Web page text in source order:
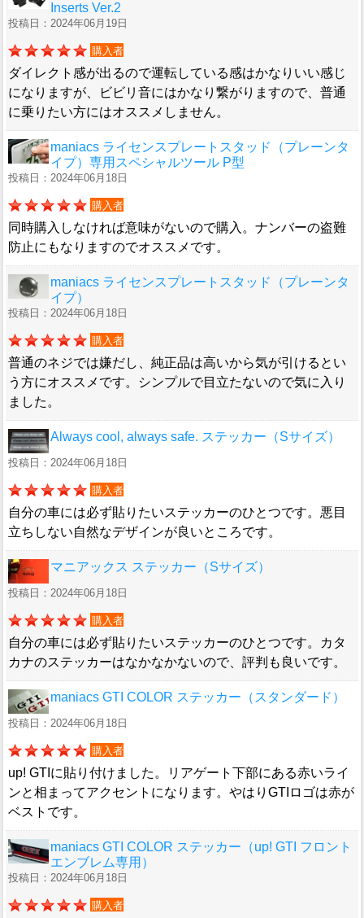
Inserts Ver.2
投稿日：2024年06月19日
購入者
ダイレクト感が出るので運転している感はかなりいい感じ
になりますが、ビビリ音にはかなり繋がりますので、普通
に乗りたい方にはオススメしません。
maniacs ライセンスプレートスタッド（プレーンタ
イプ）専用スペシャルツール P型
投稿日：2024年06月18日
購入者
同時購入しなければ意味がないので購入。ナンバーの盗難
防止にもなりますのでオススメです。
maniacs ライセンスプレートスタッド（プレーンタ
イプ）
投稿日：2024年06月18日
購入者
普通のネジでは嫌だし、純正品は高いから気が引けるとい
う方にオススメです。シンプルで目立たないので気に入り
ました。
Always cool, always safe. ステッカー（Sサイズ）
投稿日：2024年06月18日
購入者
自分の車には必ず貼りたいステッカーのひとつです。悪目
立ちしない自然なデザインが良いところです。
マニアックス ステッカー（Sサイズ）
投稿日：2024年06月18日
購入者
自分の車には必ず貼りたいステッカーのひとつです。カタ
カナのステッカーはなかなかないので、評判も良いです。
maniacs GTI COLOR ステッカー（スタンダード）
投稿日：2024年06月18日
購入者
up! GTIに貼り付けました。リアゲート下部にある赤いライ
ンと相まってアクセントになります。やはりGTIロゴは赤が
ベストです。
maniacs GTI COLOR ステッカー（up! GTI フロント
エンブレム専用）
投稿日：2024年06月18日
購入者